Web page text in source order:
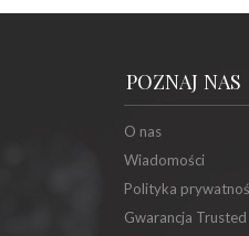
POZNAJ NAS
O nas
Wiadomości
Polityka
Gwarancja